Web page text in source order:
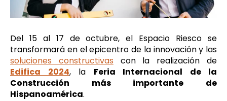
Del 15 al 17 de octubre, el Espacio Riesco se
transformará en el epicentro de la innovación y las
soluciones constructivas con la realización de
Edifica 2024, la Feria Internacional de la
Construcción más importante de
Hispanoamérica.